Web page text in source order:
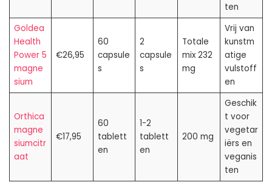
ten
Goldea
Health
Power 5
magne
sium
€26,95
60
capsule
s
2
capsule
s
Totale
mix 232
mg
Vrij van
kunstm
atige
vulstoff
en
Orthica
magne
siumcitr
aat
€17,95
60
tablett
en
1-2
tablett
en
200 mg
Geschik
t voor
vegetar
iërs en
veganis
ten